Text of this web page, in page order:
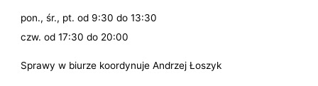
pon., śr., pt. od 9:30 do 13:30
czw. od 17:30 do 20:00
Sprawy w biurze koordynuje Andrzej Łoszyk